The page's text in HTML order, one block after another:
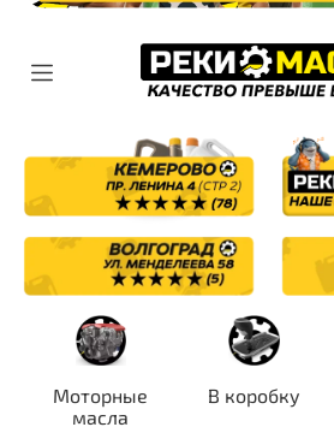
Моторные
масла
В коробку